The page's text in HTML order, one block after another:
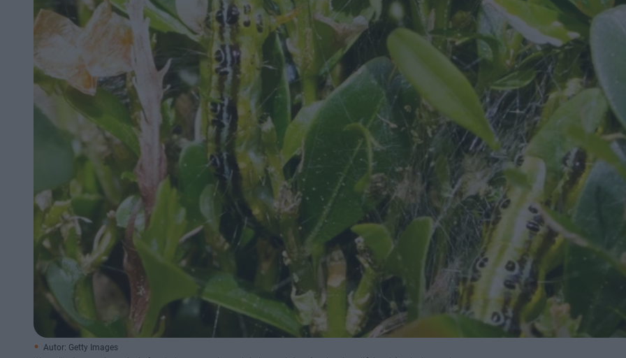
Autor: Getty Images